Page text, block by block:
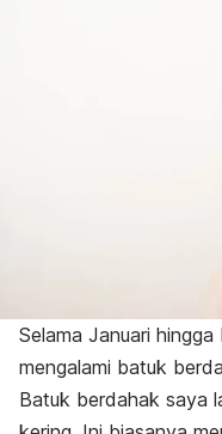
Selama Januari
mengalami batuk
Batuk berdahak saya